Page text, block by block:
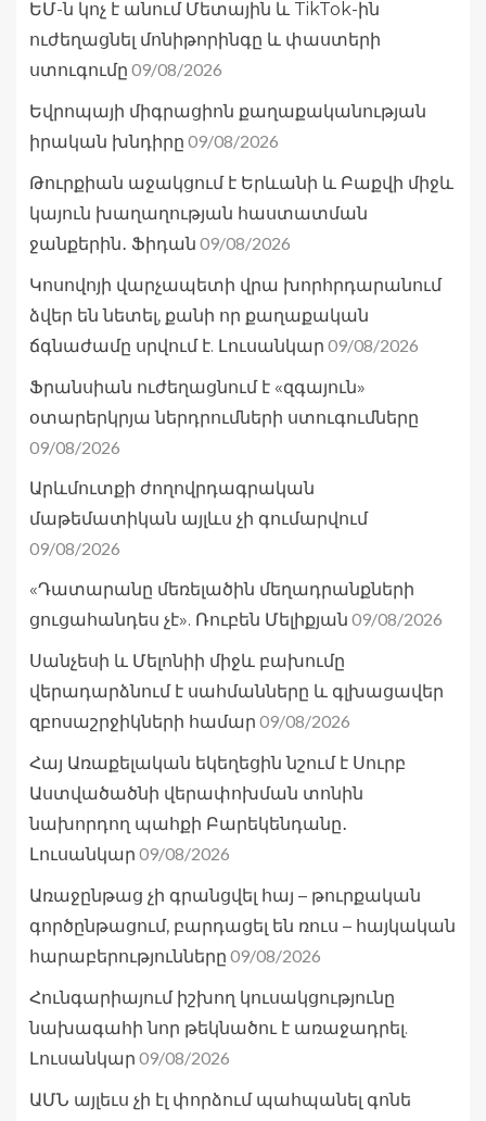
ԵՄ-ն կոչ է անում Մետային և TikTok-ին
ուժեղացնել մոնիթորինգը և փաստերի
ստուգումը 09/08/2026
Եվրոպայի միգրացիոն քաղաքականության
իրական խնդիրը 09/08/2026
Թուրքիան աջակցում է Երևանի և Բաքվի միջև
կայուն խաղաղության հաստատման
ջանքերին․ Ֆիդան 09/08/2026
Կոսովոյի վարչապետի վրա խորհրդարանում
ձվեր են նետել, քանի որ քաղաքական
ճգնաժամը սրվում է. Լուսանկար 09/08/2026
Ֆրանսիան ուժեղացնում է «զգայուն»
օտարերկրյա ներդրումների ստուգումները
09/08/2026
Արևմուտքի ժողովրդագրական
մաթեմատիկան այլևս չի գումարվում
09/08/2026
«Դատարանը մեռելածին մեղադրանքների
ցուցահանդես չէ». Ռուբեն Մելիքյան 09/08/2026
Սանչեսի և Մելոնիի միջև բախումը
վերադարձնում է սահմանները և գլխացավեր
զբոսաշրջիկների համար 09/08/2026
Հայ Առաքելական եկեղեցին նշում է Սուրբ
Աստվածածնի վերափոխման տոնին
նախորդող պահքի Բարեկենդանը․
Լուսանկար 09/08/2026
Առաջընթաց չի գրանցվել հայ – թուրքական
գործընթացում, բարդացել են ռուս – հայկական
հարաբերությունները 09/08/2026
Հունգարիայում իշխող կուսակցությունը
նախագահի նոր թեկնածու է առաջադրել.
Լուսանկար 09/08/2026
ԱՄՆ այլեւս չի էլ փորձում պահպանել գոնե